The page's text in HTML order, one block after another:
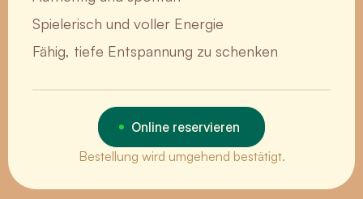
Spielerisch und voller Energie
Fähig, tiefe Entspannung zu schenken
Online reservieren
Bestellung wird umgehend bestätigt.